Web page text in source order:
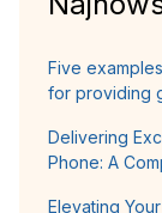
Five
for providing
Delivering
Phone: A
Elevating